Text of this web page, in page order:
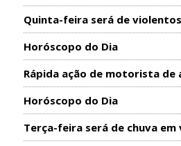
Quinta-feira será de violentos
Horóscopo do Dia
Rápida ação de motorista de
Horóscopo do Dia
Terça-feira será de chuva em